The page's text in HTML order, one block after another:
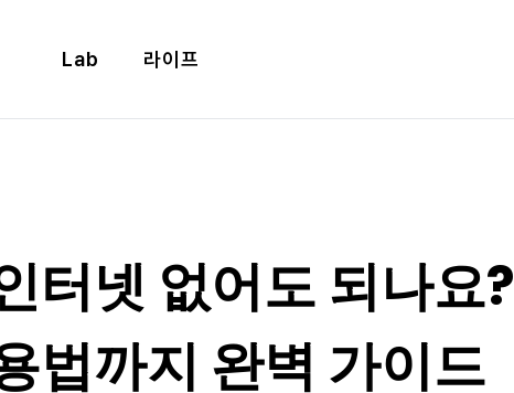
Lab 라이프
터넷 없어도 되나요?
법까지 완벽 가이드